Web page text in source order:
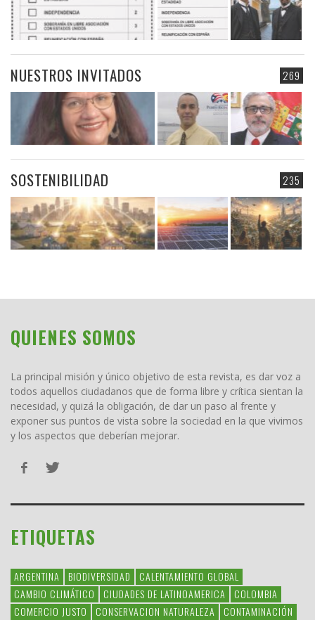
269
NUESTROS INVITADOS
235
SOSTENIBILIDAD
QUIENES SOMOS
La principal misión y único objetivo de esta revista, es dar voz a
todos aquellos ciudadanos que de forma libre y crítica sientan la
necesidad, y quizá la obligación, de dar un paso al frente y
exponer sus puntos de vista sobre la sociedad en la que vivimos
y los aspectos que deberían mejorar.
ETIQUETAS
ARGENTINA BIODIVERSIDAD
CALENTAMIENTO GLOBAL
CAMBIO CLIMÁTICO
CIUDADES DE LATINOAMERICA
COLOMBIA
COMERCIO JUSTO
CONSERVACION NATURALEZA CONTAMINACIÓN